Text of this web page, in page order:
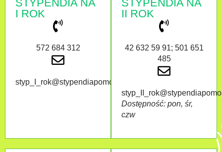
STYPENDIA NA
I ROK
572 684 312
styp_I_rok@stypendiapomostowe.pl
STYPENDIA NA
II ROK
42 632 59 91; 501 651
485
Dostępność: pon, śr,
czw